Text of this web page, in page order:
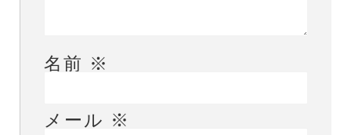
名前 ※
メール ※